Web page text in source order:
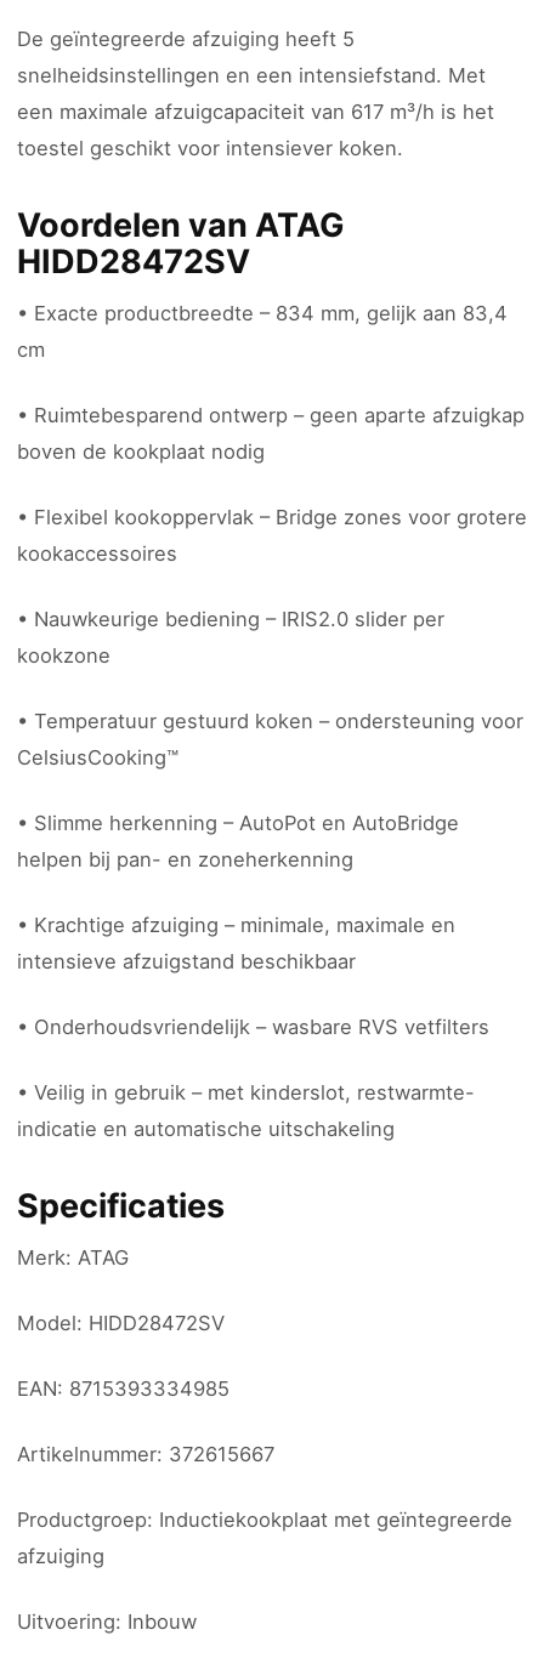
De geïntegreerde afzuiging heeft 5
snelheidsinstellingen en een intensiefstand. Met
een maximale afzuigcapaciteit van 617 m³/h is het
toestel geschikt voor intensiever koken.
Voordelen van ATAG
HIDD28472SV
• Exacte productbreedte – 834 mm, gelijk aan 83,4
cm
• Ruimtebesparend ontwerp – geen aparte afzuigkap
boven de kookplaat nodig
• Flexibel kookoppervlak – Bridge zones voor grotere
kookaccessoires
• Nauwkeurige bediening – IRIS2.0 slider per
kookzone
• Temperatuur gestuurd koken – ondersteuning voor
CelsiusCooking™
• Slimme herkenning – AutoPot en AutoBridge
helpen bij pan- en zoneherkenning
• Krachtige afzuiging – minimale, maximale en
intensieve afzuigstand beschikbaar
• Onderhoudsvriendelijk – wasbare RVS vetfilters
• Veilig in gebruik – met kinderslot, restwarmte-
indicatie en automatische uitschakeling
Specificaties
Merk: ATAG
Model: HIDD28472SV
EAN: 8715393334985
Artikelnummer: 372615667
Productgroep: Inductiekookplaat met geïntegreerde
afzuiging
Uitvoering: Inbouw